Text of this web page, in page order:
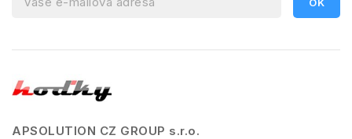
APSOLUTION CZ GROUP s.r.o.